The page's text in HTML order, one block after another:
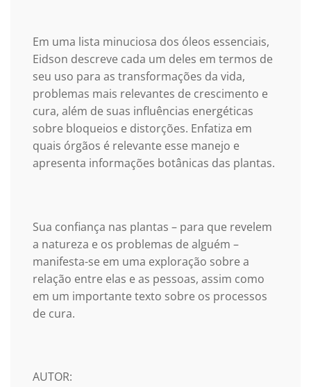
Em uma lista minuciosa dos óleos essenciais,
Eidson descreve cada um deles em termos de
seu uso para as transformações da vida,
problemas mais relevantes de crescimento e
cura, além de suas influências energéticas
sobre bloqueios e distorções. Enfatiza em
quais órgãos é relevante esse manejo e
apresenta informações botânicas das plantas.
Sua confiança nas plantas – para que revelem
a natureza e os problemas de alguém –
manifesta-se em uma exploração sobre a
relação entre elas e as pessoas, assim como
em um importante texto sobre os processos
de cura.
AUTOR: